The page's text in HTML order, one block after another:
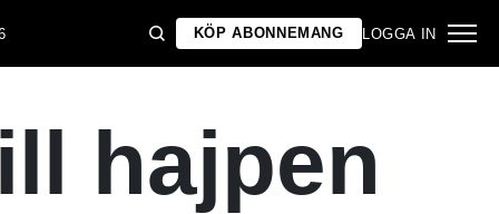
KÖP ABONNEMANG LOGGA IN
hajpen